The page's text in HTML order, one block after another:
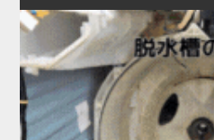
から数年で見えない場所が
ケースが珍しくありません
市販のクリーナーによる「
しきれない頑固な汚れには
クリーニングが最も効果的